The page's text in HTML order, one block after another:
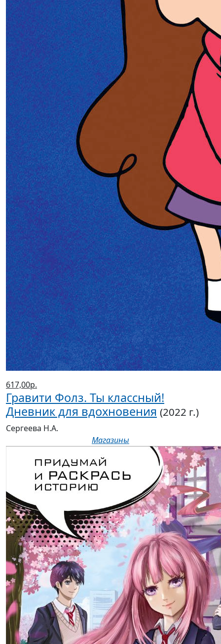
617,00р.
Гравити Фолз. Ты классный!
Дневник для вдохновения (2022 г.)
Сергеева Н.А.
Магазины